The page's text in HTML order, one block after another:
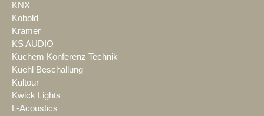
KNX
Kobold
Kramer
KS AUDIO
Kuchem Konferenz Technik
Kuehl Beschallung
Kultour
Kwick Lights
L-Acoustics